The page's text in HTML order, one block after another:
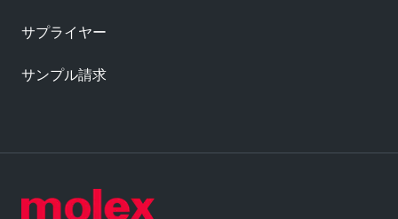
サプライヤー
サンプル請求